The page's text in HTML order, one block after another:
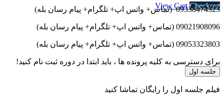
View CartCheckout
09338474323 (تماس+ واتس اپ+ تلگرام+ پیام رسان بله)
09021908096 (تماس+ واتس اپ+ تلگرام+ پیام رسان بله)
09053323803 (تماس+ واتس اپ+ تلگرام+ پیام رسان بله)
برای دسترسی به کلیه پرونده ها ، باید ابتدا در دوره ثبت نام کنید!
جلسه اول
فیلم جلسه اول را رایگان تماشا کنید